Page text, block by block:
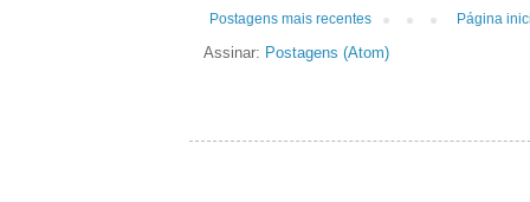
Postagens mais recentes Página
Assinar: Postagens (Atom)